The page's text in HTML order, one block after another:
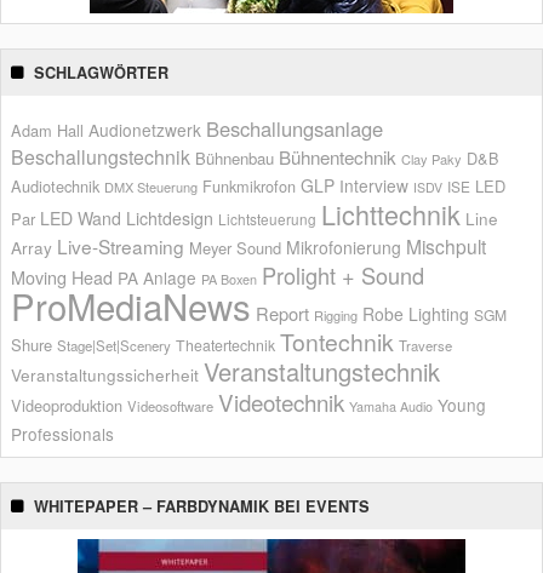
SCHLAGWÖRTER
Adam Hall Audionetzwerk Beschallungsanlage
Beschallungstechnik Bühnenbau Bühnentechnik Clay Paky D&B
Audiotechnik DMX Steuerung Funkmikrofon GLP Interview ISDV ISE LED
Par LED Wand Lichtdesign Lichtsteuerung Lichttechnik Line
Array Live-Streaming Meyer Sound Mikrofonierung Mischpult
Moving Head PA Anlage PA Boxen Prolight + Sound
ProMediaNews Report Rigging Robe Lighting SGM
Shure Stage|Set|Scenery Theatertechnik Tontechnik Traverse
Veranstaltungssicherheit Veranstaltungstechnik
Videoproduktion Videosoftware Videotechnik Yamaha Audio Young
Professionals
WHITEPAPER – FARBDYNAMIK BEI EVENTS